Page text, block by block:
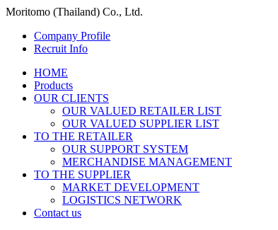
Moritomo (Thailand) Co., Ltd.
Company Profile
Recruit Info
HOME
Products
OUR CLIENTS
OUR VALUED RETAILER LIST
OUR VALUED SUPPLIER LIST
TO THE RETAILER
OUR SUPPORT SYSTEM
MERCHANDISE MANAGEMENT
TO THE SUPPLIER
MARKET DEVELOPMENT
LOGISTICS NETWORK
Contact us